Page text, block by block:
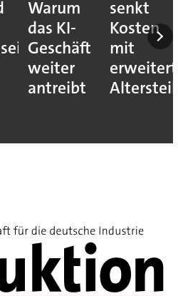
Warum
das KI-
Geschäft
weiter
antreibt
senkt
Kosten
mit